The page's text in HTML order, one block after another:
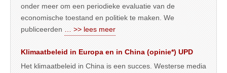
onder meer om een periodieke evaluatie van de
economische toestand en politiek te maken. We
publiceerden
… >> lees meer
Klimaatbeleid in Europa en in China (opinie*) UPD
Het klimaatbeleid in China is een succes. Westerse media